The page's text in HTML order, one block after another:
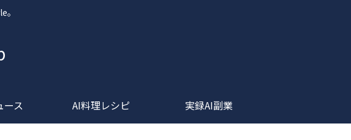
ース AI料理レシピ 実録AI副業